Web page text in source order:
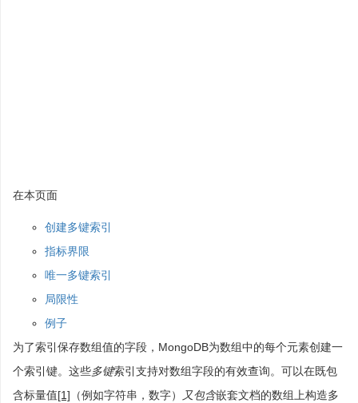
在本页面
创建多键索引
指标界限
唯一多键索引
局限性
例子
为了索引保存数组值的字段，MongoDB为数组中的每个元素创建一
个索引键。这些多键索引支持对数组字段的有效查询。可以在既包
含标量值[1] （例如字符串，数字） 又包含嵌套文档的数组上构造多